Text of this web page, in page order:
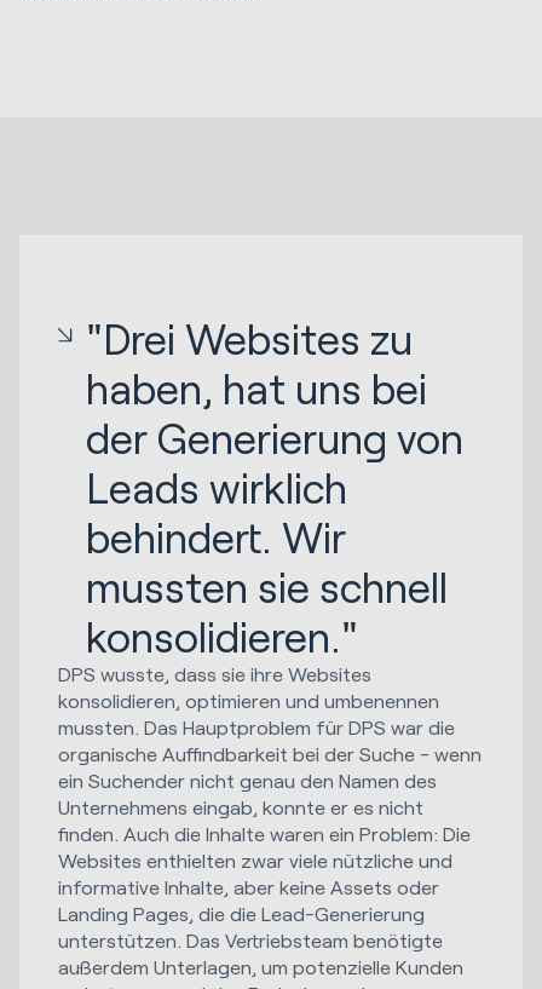
"Drei Websites zu
haben, hat uns bei
der Generierung von
Leads wirklich
behindert. Wir
mussten sie schnell
konsolidieren."
DPS wusste, dass sie ihre Websites
konsolidieren, optimieren und umbenennen
mussten. Das Hauptproblem für DPS war die
organische Auffindbarkeit bei der Suche - wenn
ein Suchender nicht genau den Namen des
Unternehmens eingab, konnte er es nicht
finden. Auch die Inhalte waren ein Problem: Die
Websites enthielten zwar viele nützliche und
informative Inhalte, aber keine Assets oder
Landing Pages, die die Lead-Generierung
unterstützen. Das Vertriebsteam benötigte
außerdem Unterlagen, um potenzielle Kunden